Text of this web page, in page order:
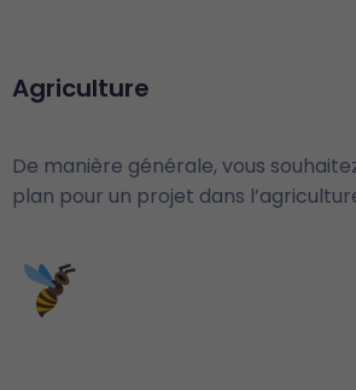
Agriculture
De manière générale, vous
plan pour un projet dans